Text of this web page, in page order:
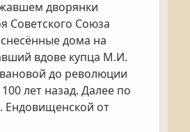
дворянки
Советского Союза
дома на
вдове купца М.И.
до революции
лет назад. Далее по
Ендовищенской от